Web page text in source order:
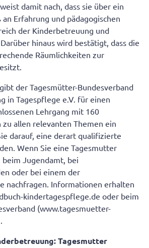
damit nach, dass sie über ein
Erfahrung und pädagogischen
der Kinderbetreuung und
hinaus wird bestätigt, dass die
Räumlichkeiten zur
der Tagesmütter-Bundesverband
in Tagespflege e.V. für einen
Lehrgang mit 160
allen relevanten Themen ein
darauf, eine derart qualifizierte
Wenn Sie eine Tagesmutter
beim Jugendamt, bei
oder bei einem der
nachfragen. Informationen erhalten
kindertagespflege.de oder beim
(www.tagesmuetter-
Tagesmutter